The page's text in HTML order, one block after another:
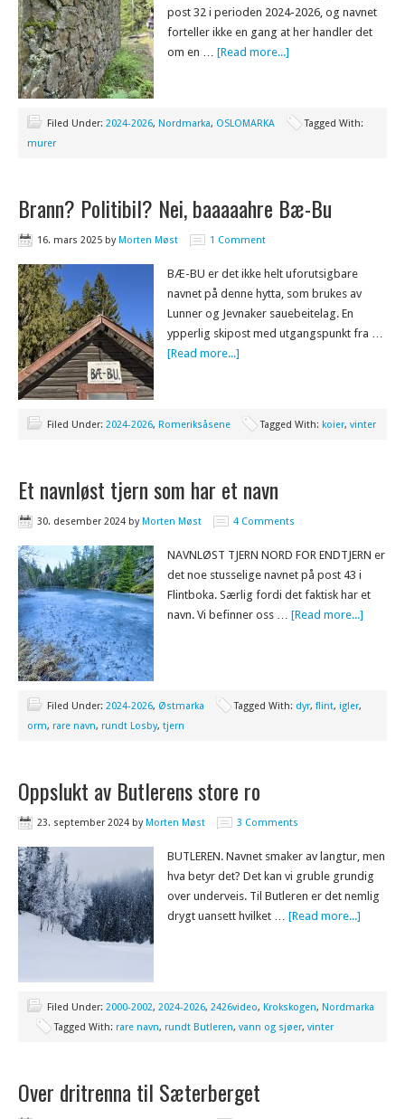
post 32 i perioden 2024-2026, og navnet
forteller ikke en gang at her handler det
om en … [Read more...]
Filed Under: 2024-2026, Nordmarka, OSLOMARKA
Tagged With:
murer
Brann? Politibil? Nei, baaaaahre Bæ-Bu
16. mars 2025 byMorten Møst 1 Comment
BÆ-BU er det ikke helt uforutsigbare
navnet på denne hytta, som brukes av
Lunner og Jevnaker sauebeitelag. En
ypperlig skipost med utgangspunkt fra …
[Read more...]
Filed Under: 2024-2026, Romeriksåsene Tagged With: koier, vinter
Et navnløst tjern som har et navn
30. desember 2024 byMorten Møst 4 Comments
NAVNLØST TJERN NORD FOR ENDTJERN er
det noe stusselige navnet på post 43 i
Flintboka. Særlig fordi det faktisk har et
navn. Vi befinner oss … [Read more...]
Filed Under: 2024-2026, Østmarka Tagged With: dyr, flint, igler,
orm, rare navn, rundt Losby, tjern
Oppslukt av Butlerens store ro
23. september 2024 byMorten Møst 3 Comments
BUTLEREN. Navnet smaker av langtur, men
hva betyr det? Det kan vi gruble grundig
over underveis. Til Butleren er det nemlig
drygt uansett hvilket … [Read more...]
Filed Under: 2000-2002, 2024-2026, 2426video, Krokskogen, Nordmarka
Tagged With: rare navn, rundt Butleren, vann og sjøer, vinter
Over dritrenna til Sæterberget